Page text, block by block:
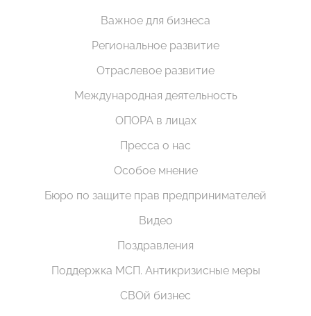
Важное для бизнеса
Региональное развитие
Отраслевое развитие
Международная деятельность
ОПОРА в лицах
Пресса о нас
Особое мнение
Бюро по защите прав предпринимателей
Видео
Поздравления
Поддержка МСП. Антикризисные меры
СВОй бизнес